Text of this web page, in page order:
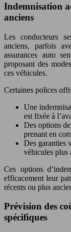
Indemnisation
anciens
Les conducteurs
anciens, parfois
assurances auto
proposant des
ces véhicules.
Certaines polices
Une
est fixée à
Des options
prenant en
Des garanties
véhicules plus
Ces options
efficacement leur
récents ou plus
Prévision des
spécifiques